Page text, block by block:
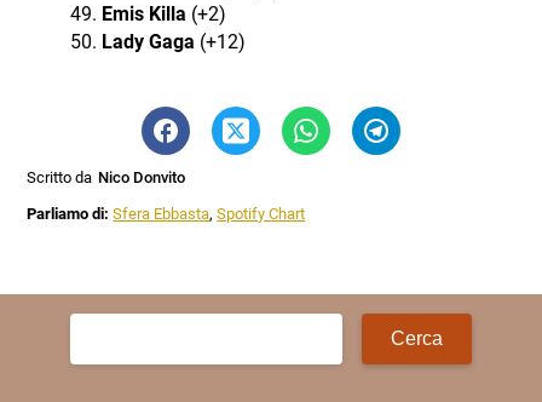
Emis Killa (+2)
Lady Gaga (+12)
Scritto da Nico Donvito
Parliamo di:Sfera Ebbasta,Spotify Chart
Ricerca